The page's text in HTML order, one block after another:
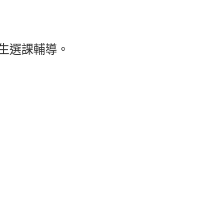
選課輔導。